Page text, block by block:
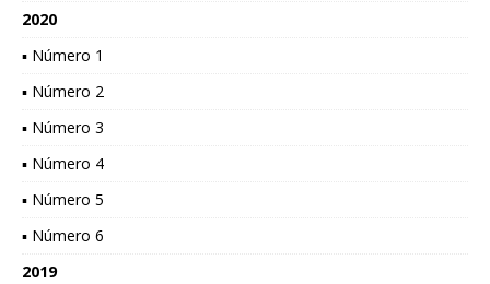
2020
▪ Número 1
▪ Número 2
▪ Número 3
▪ Número 4
▪ Número 5
▪ Número 6
2019